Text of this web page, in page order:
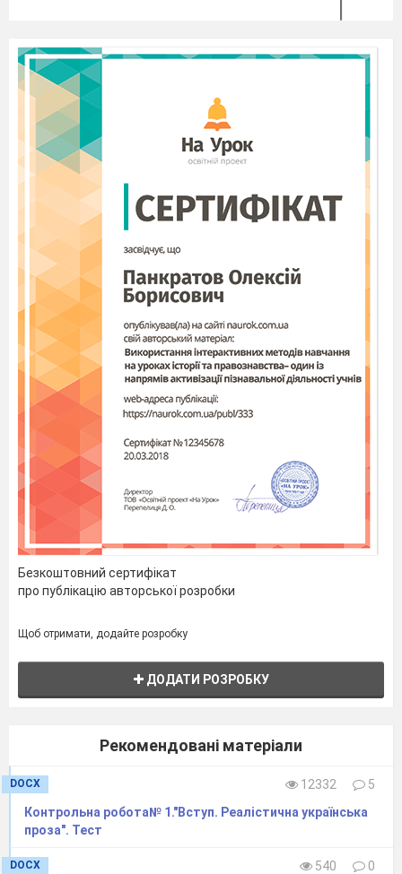
Безкоштовний сертифікат
про публікацію авторської розробки
Щоб отримати, додайте розробку
ДОДАТИ РОЗРОБКУ
Рекомендовані матеріали
DOCX 12332
5
Контрольна робота№ 1."Вступ. Реалістична українська
проза". Тест
DOCX 540
0